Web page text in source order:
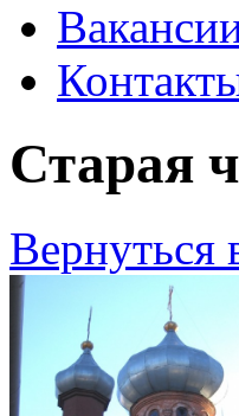
Старая
Вернуться